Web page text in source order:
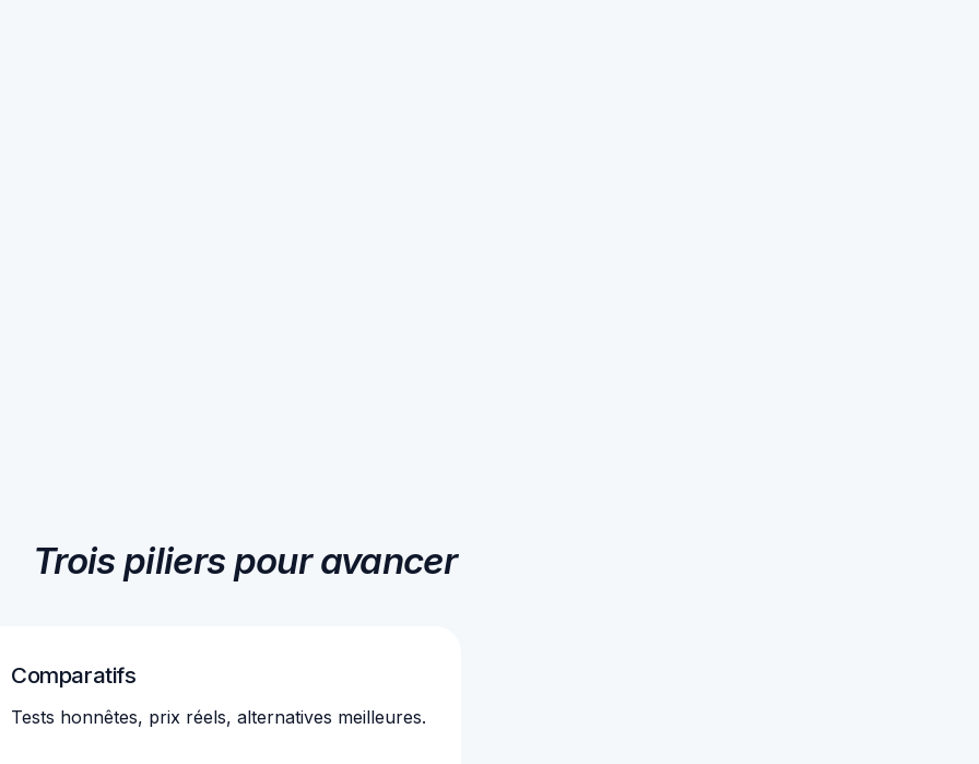
Trois piliers pour avancer
Comparatifs
Tests honnêtes, prix réels, alternatives meilleures.